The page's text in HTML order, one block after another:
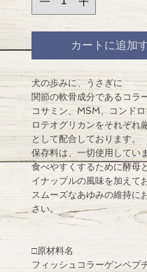
カートに追加
犬の歩みに、うさぎに
関節の軟骨成分であるコラ
コサミン、MSM、コンド
ロテオグリカンをそれぞれ
として配合しております。
保存料は、一切使用してい
食べやすくするために酵母
イナップルの風味を加えて
スムーズなあゆみの維持に
さい。
□原材料名
フィッシュコラーゲンペプ